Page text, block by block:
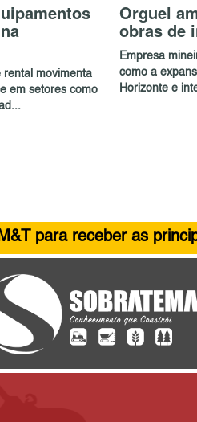
rental movimenta
em setores como
Orguel
obras de
Empresa
como a
Horizonte e
para receber as